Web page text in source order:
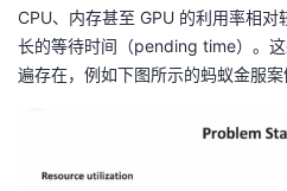
CPU、内存甚至 GPU 的利用率相
长的等待时间（pending time）。
遍存在，例如下图所示的蚂蚁金服案